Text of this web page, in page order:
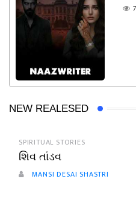
NEW REALESED
SPIRITUAL STORIES
શિવ તાંડવ
MANSI DESAI SHASTRI